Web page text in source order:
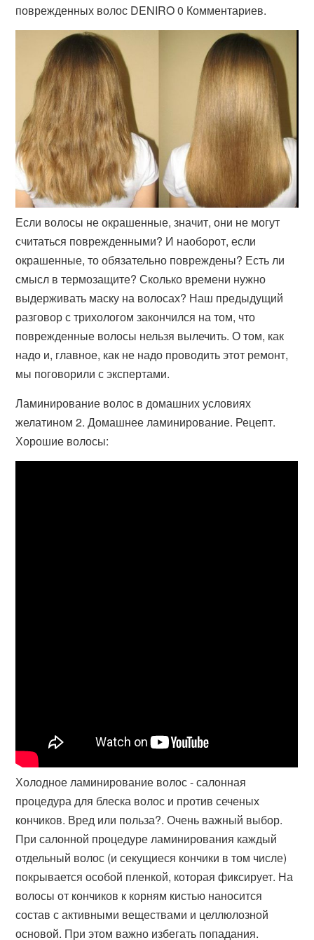
поврежденных волос DENIRO 0 Комментариев.
Если волосы не окрашенные, значит, они не могут
считаться поврежденными? И наоборот, если
окрашенные, то обязательно повреждены? Есть ли
смысл в термозащите? Сколько времени нужно
выдерживать маску на волосах? Наш предыдущий
разговор с трихологом закончился на том, что
поврежденные волосы нельзя вылечить. О том, как
надо и, главное, как не надо проводить этот ремонт,
мы поговорили с экспертами.
Ламинирование волос в домашних условиях
желатином 2. Домашнее ламинирование. Рецепт.
Хорошие волосы:
Холодное ламинирование волос - салонная
процедура для блеска волос и против сеченых
кончиков. Вред или польза?. Очень важный выбор.
При салонной процедуре ламинирования каждый
отдельный волос (и секущиеся кончики в том числе)
покрывается особой пленкой, которая фиксирует. На
волосы от кончиков к корням кистью наносится
состав с активными веществами и целлюлозной
основой. При этом важно избегать попадания.